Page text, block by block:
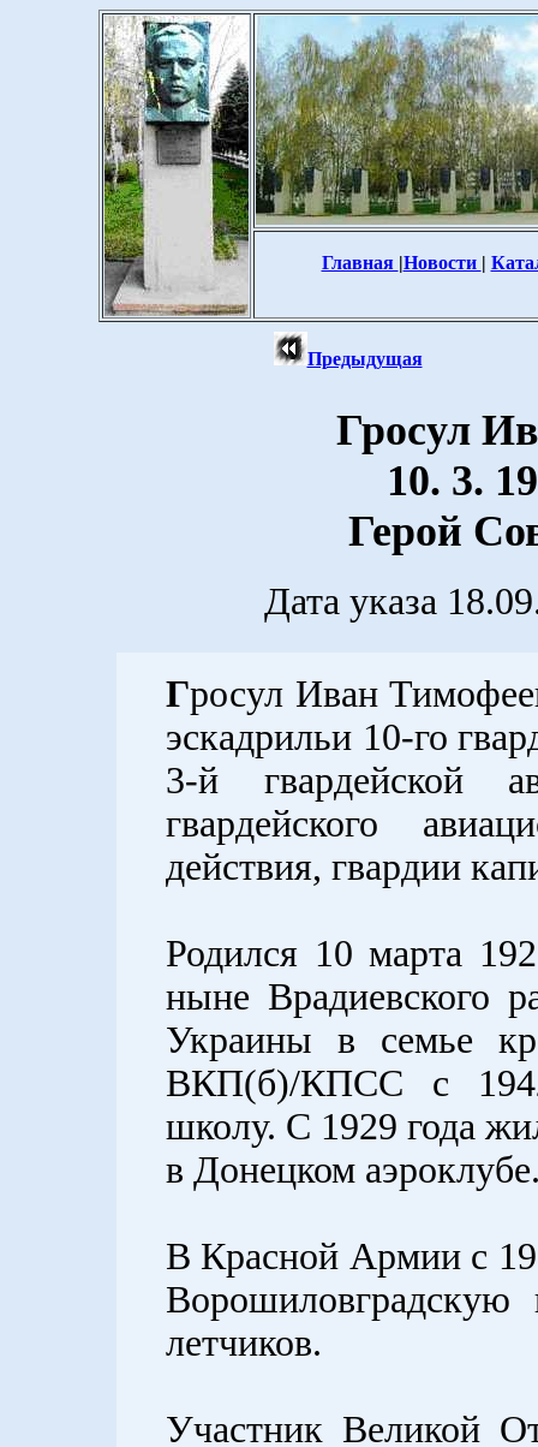
Главная |Новости |
Предыдущая
Гросул
10. 3.
Герой
Дата указа
Гросул Иван
эскадрильи 10-го
3-й гвардейской
гвардейского
действия, гвардии
Родился 10 марта
ныне Врадиевского
Украины в семье
ВКП(б)/КПСС с
школу. С 1929 года
в Донецком
В Красной Армии с
Ворошиловградскую
летчиков.
Участник Великой